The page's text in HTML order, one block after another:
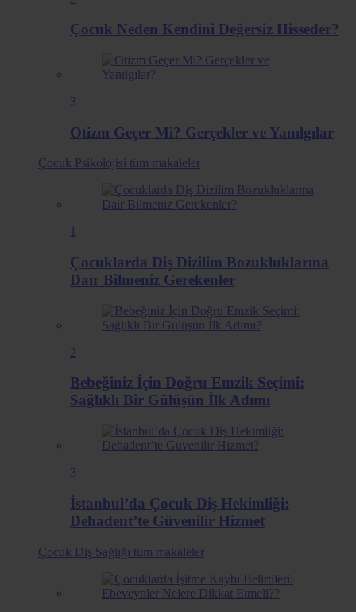
Çocuk Neden Kendini Değersiz Hisseder?
3
Otizm Geçer Mi? Gerçekler ve Yanılgılar
Çocuk Psikolojisi tüm makaleler
1
Çocuklarda Diş Dizilim Bozukluklarına
Dair Bilmeniz Gerekenler
2
Bebeğiniz İçin Doğru Emzik Seçimi:
Sağlıklı Bir Gülüşün İlk Adımı
3
İstanbul’da Çocuk Diş Hekimliği:
Dehadent’te Güvenilir Hizmet
Çocuk Diş Sağlığı tüm makaleler